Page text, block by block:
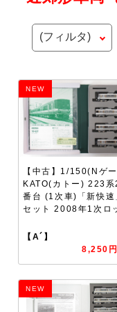
NEW
【中古】1/150(Nゲ
KATO(カトー) 223
番台 (1次車)「新快速
セット 2008年1次ロ
【A´】
8,250
NEW